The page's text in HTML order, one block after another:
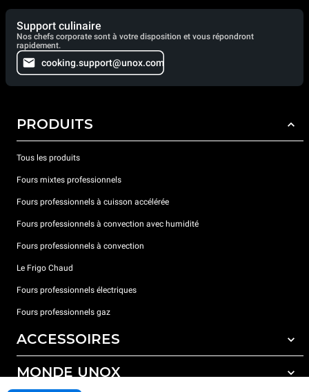
Support culinaire
Nos chefs corporate sont à votre disposition et vous répondront
rapidement.
cooking.support@unox.com
PRODUITS
Tous les produits
Fours mixtes professionnels
Fours professionnels à cuisson accélérée
Fours professionnels à convection avec humidité
Fours professionnels à convection
Le Frigo Chaud
Fours professionnels électriques
Fours professionnels gaz
ACCESSOIRES
Tous les accessoires
MONDE UNOX